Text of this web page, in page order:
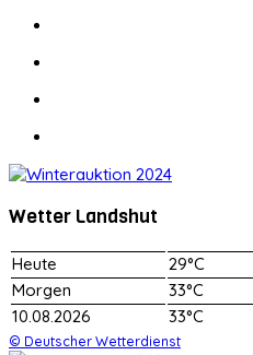
Wetter Landshut
Heute
29°C
Morgen
33°C
10.08.2026
33°C
© Deutscher Wetterdienst